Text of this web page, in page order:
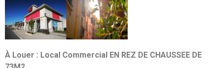
À Louer : Local Commercial EN REZ DE CHAUSSEE DE